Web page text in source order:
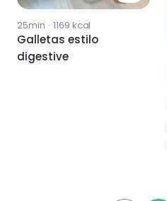
25min · 1169 kcal
Galletas estilo
digestive